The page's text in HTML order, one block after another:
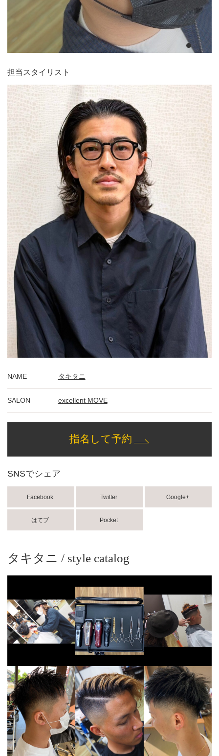
担当スタイリスト
NAME タキタニ
SALON excellent MOVE
指名して予約
SNSでシェア
Facebook Twitter Google+
はてブ Pocket
タキタニ / style catalog